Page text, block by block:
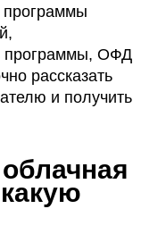
программы
программы, ОФД
рассказать
и получить